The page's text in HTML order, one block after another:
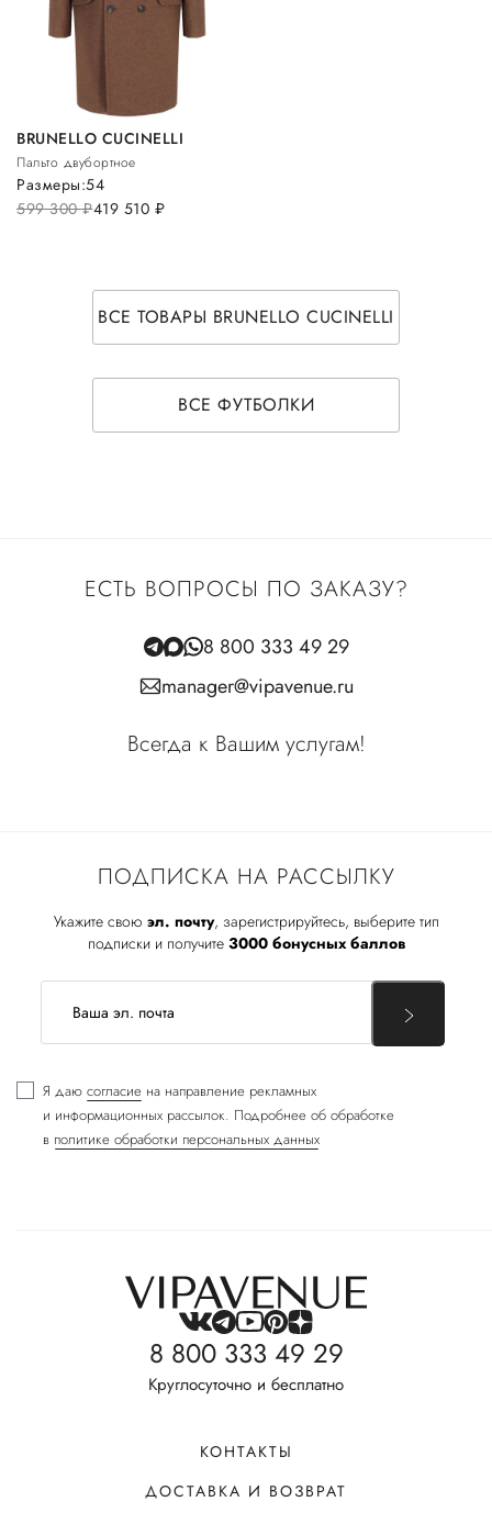
BRUNELLO CUCINELLI
Пальто двубортное
599 300руб.419 510 руб.
Размеры:54
ВСЕ ТОВАРЫ BRUNELLO CUCINELLI
ВСЕ ФУТБОЛКИ
ПОДПИСКА НА РАССЫЛКУ
Укажите свою эл. почту, зарегистрируйтесь, выберите тип
подписки и получите 3000 бонусных баллов
Я даю согласие на направление рекламных
и информационных рассылок. Подробнее об обработке
в политике обработки персональных данных
ЕСТЬ ВОПРОСЫ ПО ЗАКАЗУ?
8 800 333 49 29
manager@vipavenue.ru
Всегда к Вашим услугам!
8 800 333 49 29
Круглосуточно и бесплатно
КОНТАКТЫ
ДОСТАВКА И ВОЗВРАТ